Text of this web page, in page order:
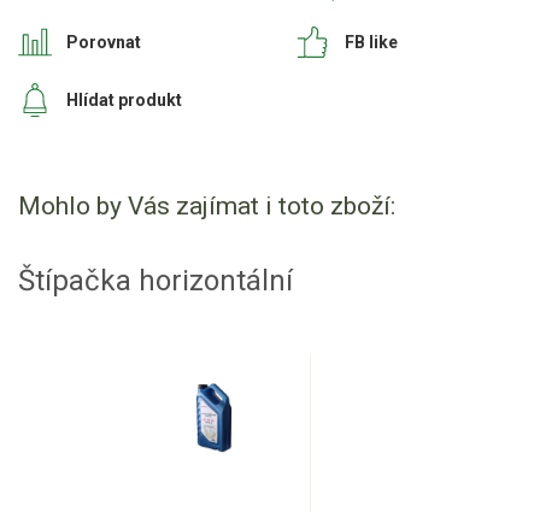
Porovnat
Hlídat produkt
FB like
Mohlo by Vás zajímat i toto zboží:
Štípačka horizontální